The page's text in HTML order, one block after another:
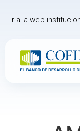
Ir a la web